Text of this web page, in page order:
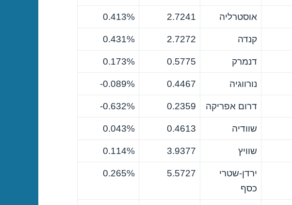
אוסטרליה 2.7241
0.413%
קנדה 2.7272
0.431%
דנמרק 0.5775
0.173%
נורווגיה 0.4467
0.089%-
דרום אפריקה 0.2359
0.632%-
שוודיה 0.4613
0.043%
שוויץ 3.9377
0.114%
ירדן-שטרי
כסף
5.5727
0.265%